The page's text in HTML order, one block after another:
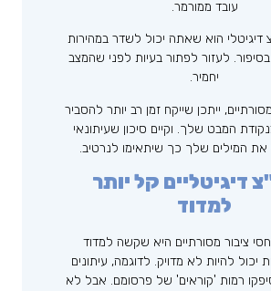
עובד ממורמר.
דיגיטלי הוא שאתה יכול לשדר במהירות
לעזור לפתור בעיות לפני שהמצב
יחמיר.
ייתכן שייקח זמן רב יותר להסביר
המבט שלך. וקיים סיכון שעיתונאי
המילים שלך כך שיתאימו לנרטיב.
דיגיטליים קל יותר
למדוד
ציבור מסורתיים היא שקשה למדוד
יכול להיות לא מדויק. לדוגמה, עיתונים
סיפקו רמות 'קוראים' של פרסומם. אבל לא